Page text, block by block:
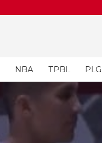
NBA TPBL PLG